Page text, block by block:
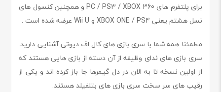
برای پلتفرم های PC / PS3 / XBOX 360 و همچنین کنسول های
نسل هشتم یعنی XBOX ONE / PS4 و Wii U عرضه شده است .
مطمئنا همه شما با سری بازی های کال اف دیوتی آشنایی دارید.
سری بازی های ندای وظیفه از آن دسته از بازی هایی هستند که
از اولین نسخه تا به الان در دل گیمرها جا باز کرده اند و یکی از
رقیب های سر سخت سری بازی های بتلفیلد هستند.